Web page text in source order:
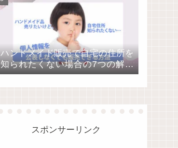
ハンドメイド販売で自宅の住所を
知られたくない場合の7つの解決
法
スポンサーリンク